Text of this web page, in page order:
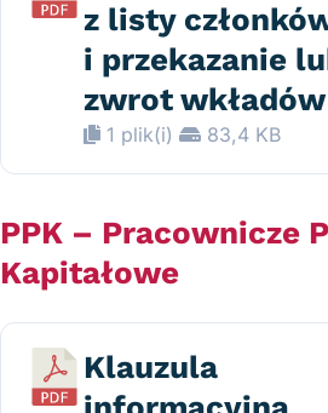
z listy
i przekazanie
zwrot wkładów
1 plik(i) 83,4 KB
PPK – Pracownicze
Kapitałowe
Klauzula